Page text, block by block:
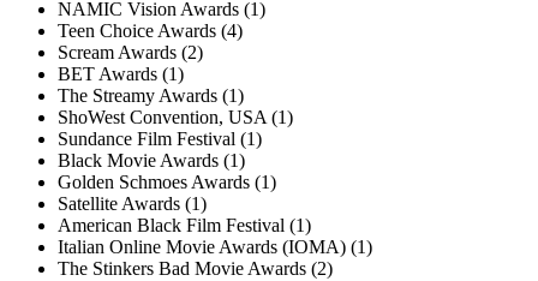
NAMIC Vision Awards (1)
Teen Choice Awards (4)
Scream Awards (2)
BET Awards (1)
The Streamy Awards (1)
ShoWest Convention, USA (1)
Sundance Film Festival (1)
Black Movie Awards (1)
Golden Schmoes Awards (1)
Satellite Awards (1)
American Black Film Festival (1)
Italian Online Movie Awards (IOMA) (1)
The Stinkers Bad Movie Awards (2)